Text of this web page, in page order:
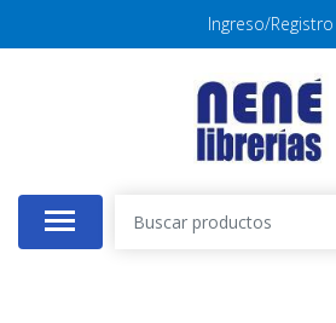
Ingreso/Registro